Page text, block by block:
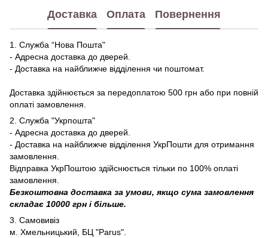
Доставка Оплата Повернення
1. Служба “Нова Пошта"
- Адресна доставка до дверей.
- Доставка на найближче відділення чи поштомат.
Доставка здійнюється за передоплатою 500 грн або при повній
оплаті замовлення.
2. Служба "Укрпошта"
- Адресна доставка до дверей.
- Доставка на найближче відділення УкрПошти для отримання
замовлення.
Відправка УкрПоштою здійснюється тільки по 100% оплаті
замовлення.
Безкоштовна доставка за умови, якщо сума замовлення
складає 10000 грн і більше.
3. Самовивіз
м. Хмельницький, БЦ "Parus".